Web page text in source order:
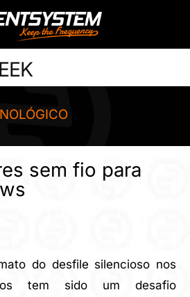
sem fio para
do desfile silencioso nos
tem sido um desafio